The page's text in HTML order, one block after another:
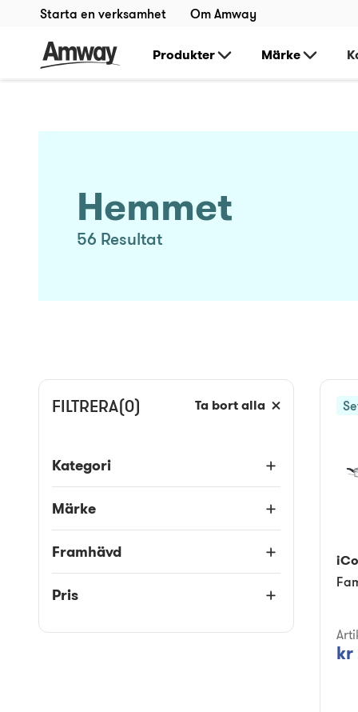
Starta en verksamhet Om Amway
Produkter Märke
Hemmet
56 Resultat
FILTRERA(0) Ta bort alla
Kategori
Märke
Framhävd
Pris
kr